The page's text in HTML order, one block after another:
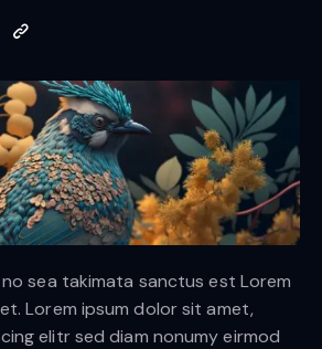
sea takimata sanctus est Lorem
Lorem ipsum dolor sit amet,
elitr sed diam nonumy eirmod